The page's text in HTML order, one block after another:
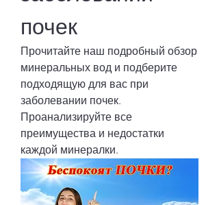
почек
Прочитайте наш подробный обзор
минеральных вод и подберите
подходящую для вас при
заболевании почек.
Проанализируйте все
преимущества и недостатки
каждой минералки.